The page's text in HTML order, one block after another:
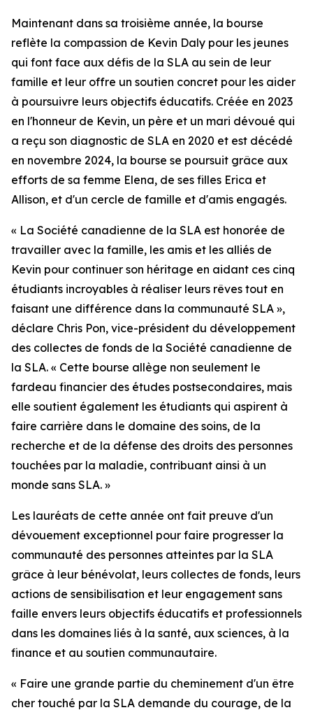
Maintenant dans sa troisième année, la bourse
reflète la compassion de Kevin Daly pour les jeunes
qui font face aux défis de la SLA au sein de leur
famille et leur offre un soutien concret pour les aider
à poursuivre leurs objectifs éducatifs. Créée en 2023
en l'honneur de Kevin, un père et un mari dévoué qui
a reçu son diagnostic de SLA en 2020 et est décédé
en novembre 2024, la bourse se poursuit grâce aux
efforts de sa femme Elena, de ses filles Erica et
Allison, et d'un cercle de famille et d'amis engagés.
« La Société canadienne de la SLA est honorée de
travailler avec la famille, les amis et les alliés de
Kevin pour continuer son héritage en aidant ces cinq
étudiants incroyables à réaliser leurs rêves tout en
faisant une différence dans la communauté SLA »,
déclare Chris Pon, vice-président du développement
des collectes de fonds de la Société canadienne de
la SLA. « Cette bourse allège non seulement le
fardeau financier des études postsecondaires, mais
elle soutient également les étudiants qui aspirent à
faire carrière dans le domaine des soins, de la
recherche et de la défense des droits des personnes
touchées par la maladie, contribuant ainsi à un
monde sans SLA. »
Les lauréats de cette année ont fait preuve d'un
dévouement exceptionnel pour faire progresser la
communauté des personnes atteintes par la SLA
grâce à leur bénévolat, leurs collectes de fonds, leurs
actions de sensibilisation et leur engagement sans
faille envers leurs objectifs éducatifs et professionnels
dans les domaines liés à la santé, aux sciences, à la
finance et au soutien communautaire.
« Faire une grande partie du cheminement d'un être
cher touché par la SLA demande du courage, de la